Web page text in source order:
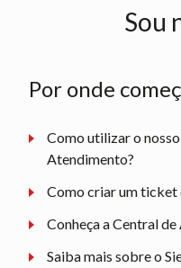
Sou
Por onde
Como utilizar o
Atendimento?
Como criar um ticket
Conheça a Central
Saiba mais sobre o